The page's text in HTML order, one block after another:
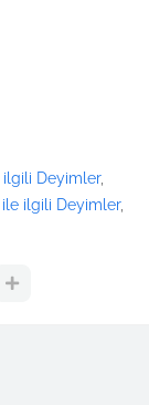
ilgili Deyimler
ile ilgili Deyimler